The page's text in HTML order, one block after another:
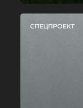
СПЕЦПРОЕКТ